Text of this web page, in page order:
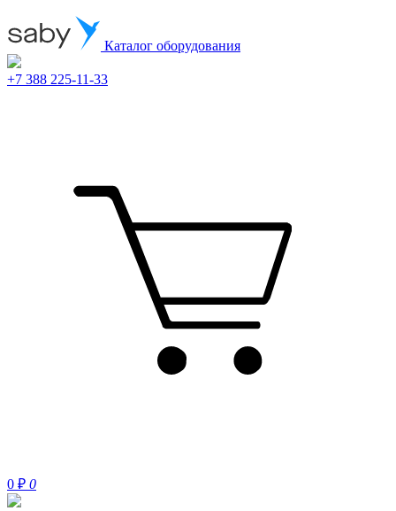
Каталог оборудования
+7 388 225-11-33
0 ₽ 0